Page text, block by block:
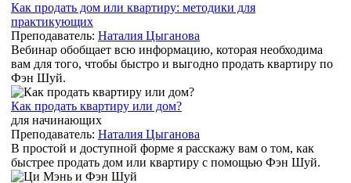
Как продать дом или квартиру: методики для
практикующих
Преподаватель: Наталия Цыганова
Вебинар обобщает всю информацию, которая необходима
вам для того, чтобы быстро и выгодно продать квартиру по
Фэн Шуй.
Как продать квартиру или дом?
для начинающих
Преподаватель: Наталия Цыганова
В простой и доступной форме я расскажу вам о том, как
быстрее продать дом или квартиру с помощью Фэн Шуй.